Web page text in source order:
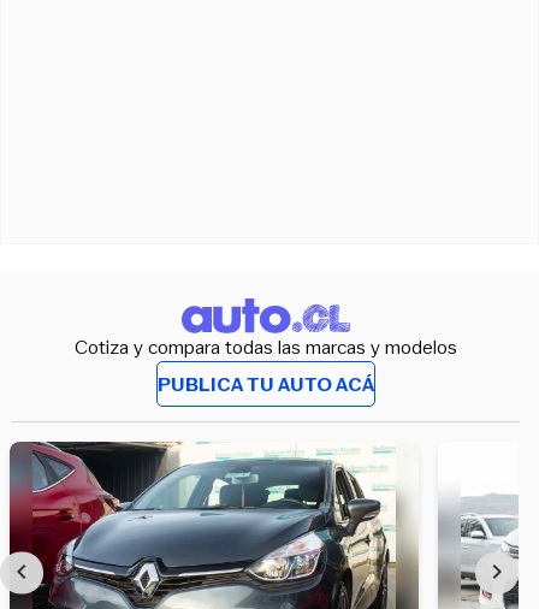
Cotiza y compara todas las marcas y modelos
PUBLICA TU AUTO ACÁ